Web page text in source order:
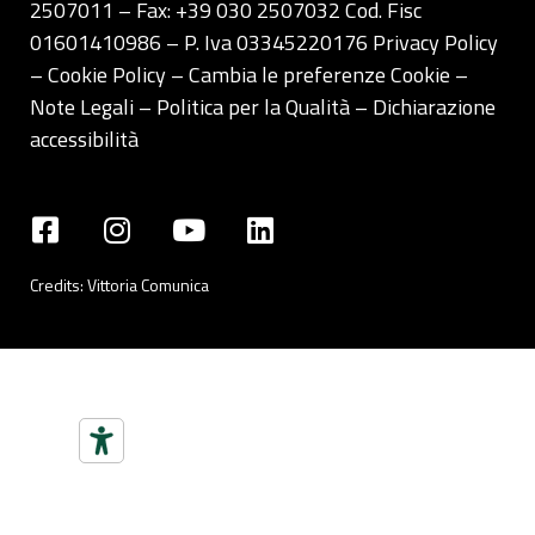
2507011 – Fax: +39 030 2507032 Cod. Fisc
01601410986 – P. Iva 03345220176 Privacy Policy
– Cookie Policy –Cambia le preferenze Cookie –
Note Legali– Politica per la Qualità– Dichiarazione
accessibilità
Credits:Vittoria Comunica